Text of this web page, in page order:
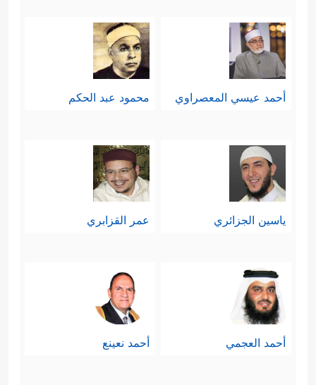
أحمد عيسي المعصراوي محمود عبد الحكم
ياسين الجزائري عمر القزابري
أحمد العجمي أحمد نعينع